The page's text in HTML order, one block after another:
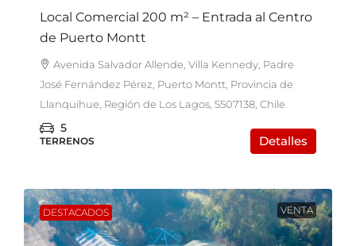
Local Comercial 200 m² – Entrada al Centro
de Puerto Montt
Avenida Salvador Allende, Villa Kennedy, Padre
José Fernández Pérez, Puerto Montt, Provincia de
Llanquihue, Región de Los Lagos, 5507138, Chile
5
TERRENOS Detalles
DESTACADOS VENTA